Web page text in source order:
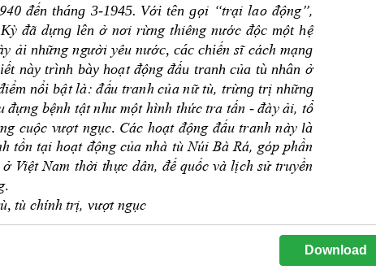
Download